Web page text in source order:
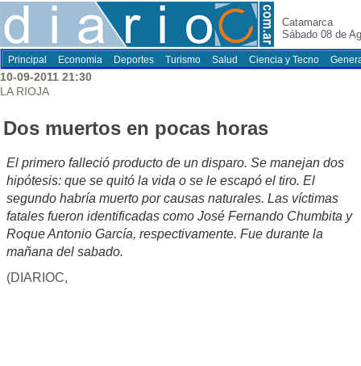
Catamarca
Sábado 08 de
Principal Economia Deportes Turismo Salud Ciencia y Tecno
10-09-2011 21:30
LA RIOJA
Dos muertos en pocas horas
El primero falleció producto de un disparo. Se manejan dos
hipótesis: que se quitó la vida o se le escapó el tiro. El
segundo habría muerto por causas naturales. Las víctimas
fatales fueron identificadas como José Fernando Chumbita y
Roque Antonio García, respectivamente. Fue durante la
mañana del sabado.
(DIARIOC,